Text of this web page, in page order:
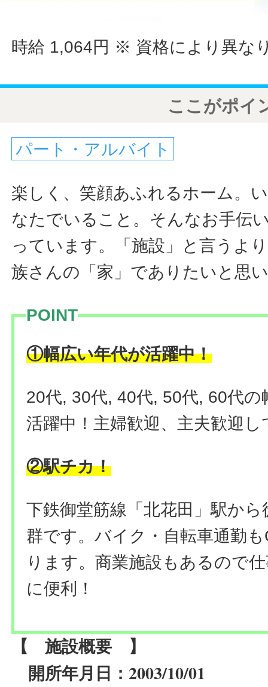
時給 1,064円 ※ 資格により異な
ここがポイ
パート・アルバイト
楽しく、笑顔あふれるホーム。
なたでいること。そんなお手伝
っています。「施設」と言うよ
族さんの「家」でありたいと思
POINT
①幅広い年代が活躍中！
20代, 30代, 40代, 50代, 60代
活躍中！主婦歓迎、主夫歓迎
②駅チカ！
下鉄御堂筋線「北花田」駅か
群です。バイク・自転車通勤
ります。商業施設もあるので
に便利！
【 施設概要 】
開所年月日： 2003/10/01